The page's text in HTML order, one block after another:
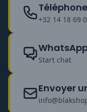
Téléphone
+32 14 18 69
Start chat
Envoyer